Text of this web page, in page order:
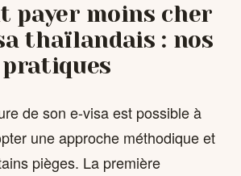
payer moins cher
thaïlandais : nos
de son e-visa est possible à
une approche méthodique et
pièges. La première